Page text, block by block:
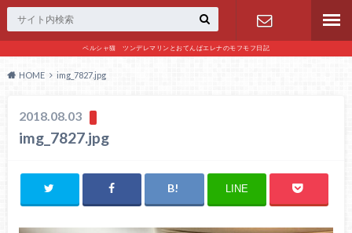
ペルシャ猫 ツンデレマリンとおてんばエレナのモフモフ日記
お問い合わ
HOME img_7827.jpg
2018.08.03
img_7827.jpg
LINE